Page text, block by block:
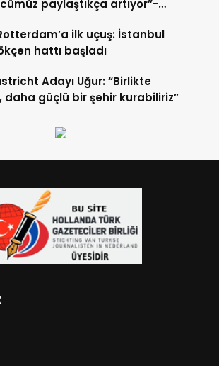
paylaştıkça artıyor”-
ilk uçuş: İstanbul
hattı başladı
Adayı Uğur: “Birlikte
daha güçlü bir şehir kurabiliriz”